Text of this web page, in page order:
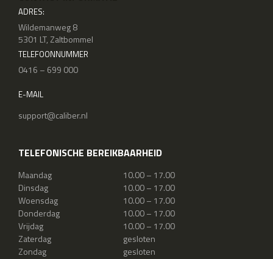
ADRES:
Wildemanweg 8
5301 LT, Zaltbommel
TELEFOONNUMMER
0416 – 699 000
E-MAIL
support@caliber.nl
TELEFONISCHE BEREIKBAARHEID
Maandag
10.00 – 17.00
Dinsdag
10.00 – 17.00
Woensdag
10.00 – 17.00
Donderdag
10.00 – 17.00
Vrijdag
10.00 – 17.00
Zaterdag
gesloten
Zondag
gesloten